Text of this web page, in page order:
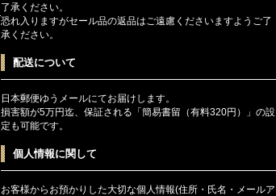
了承ください。
恐れ入りますがセール品の返品はご遠慮くださいますようご了
承ください。
配送について
日本郵便ゆうメールにてお届けします。
損害額が5万円迄、保証される「簡易書留（有料320円）」の設
定も可能です。
個人情報に関して
お客様からお預かりした大切な個人情報(住所・氏名・メールア